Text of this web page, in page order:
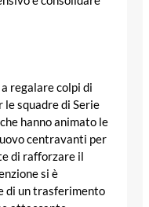
regalare colpi di
squadre di Serie
hanno animato le
centravanti per
di rafforzare il
si è
di un trasferimento